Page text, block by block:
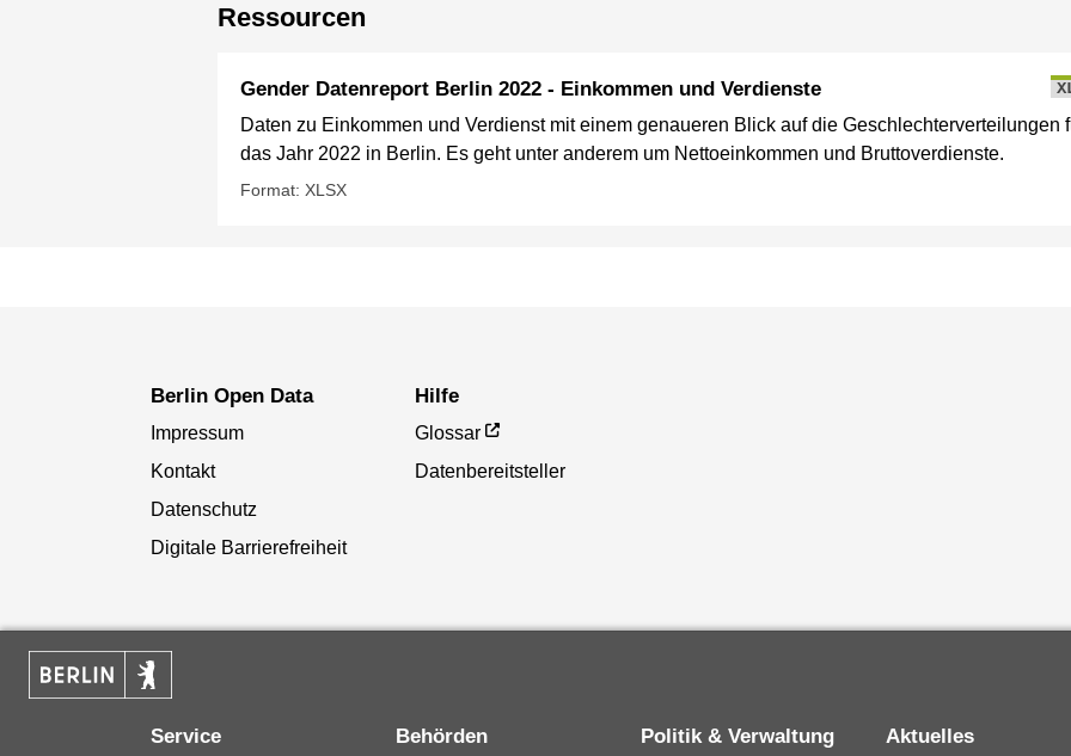
Ressourcen
Gender Datenreport Berlin 2022 - Einkommen und Verdienste
Daten zu Einkommen und Verdienst mit einem genaueren Blick auf die Geschlechterverteilungen
das Jahr 2022 in Berlin. Es geht unter anderem um Nettoeinkommen und Bruttoverdienste.
Format: XLSX
Berlin Open Data
Impressum
Kontakt
Datenschutz
Digitale Barrierefreiheit
Hilfe
Glossar
Datenbereitsteller
Service Behörden Politik & Verwaltung Aktuelles